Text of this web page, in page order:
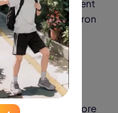
lors du changement
payer environ
les publicités.
fantasy de
en ligne.
uniquement
depuis l'App Store